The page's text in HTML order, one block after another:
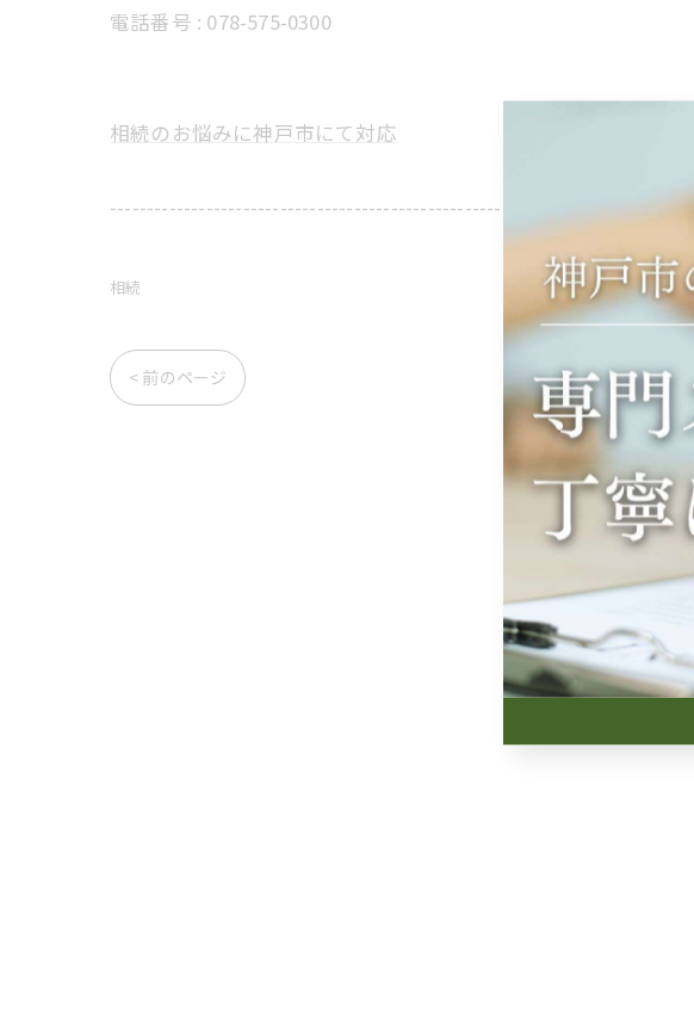
電話番号 : 078-575-0300
相続のお悩みに神戸市にて対応
----------------------------------------------------------------------
相続
< 前のページ